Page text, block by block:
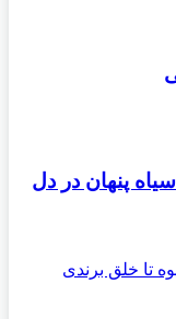
پنهان در دل